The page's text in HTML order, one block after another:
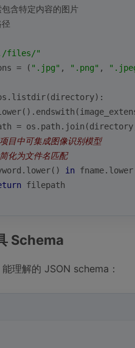
含特定内容的图片
files/"
= (
".jpg" , ".png" ,
=
目中可集成图像识别模型
化为文件名匹配
in
filepath
Schema
理解的 JSON schema：